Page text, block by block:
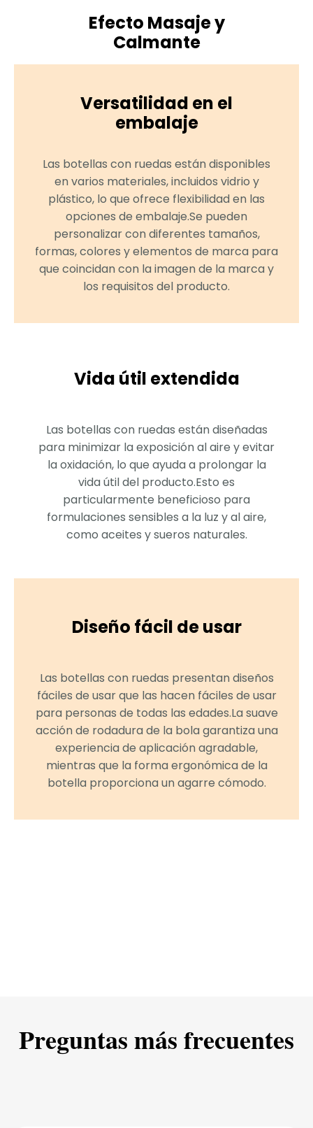
Efecto Masaje y
Calmante
la piel proporciona un suave masaje y
sensación calmante, favoreciendo la
relajación y mejorando la absorción del
ruedas sean populares para productos de
aromaterapia, cuidado de la piel y alivio
muscular.
Versatilidad en el
embalaje
Las botellas con ruedas están disponibles
en varios materiales, incluidos vidrio y
plástico, lo que ofrece flexibilidad en las
opciones de embalaje.Se pueden
personalizar con diferentes tamaños,
formas, colores y elementos de marca para
que coincidan con la imagen de la marca y
los requisitos del producto.
Vida útil extendida
Las botellas con ruedas están diseñadas
para minimizar la exposición al aire y evitar
la oxidación, lo que ayuda a prolongar la
vida útil del producto.Esto es
particularmente beneficioso para
formulaciones sensibles a la luz y al aire,
como aceites y sueros naturales.
Diseño fácil de usar
Las botellas con ruedas presentan diseños
fáciles de usar que las hacen fáciles de usar
para personas de todas las edades.La suave
acción de rodadura de la bola garantiza una
experiencia de aplicación agradable,
mientras que la forma ergonómica de la
botella proporciona un agarre cómodo.
Preguntas más frecuentes